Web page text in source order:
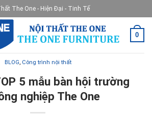
The One - Hiện Đại - Tinh Tế
0
BLOG, Công trình nội thất
5 mẫu bàn hội trường
nghiệp The One